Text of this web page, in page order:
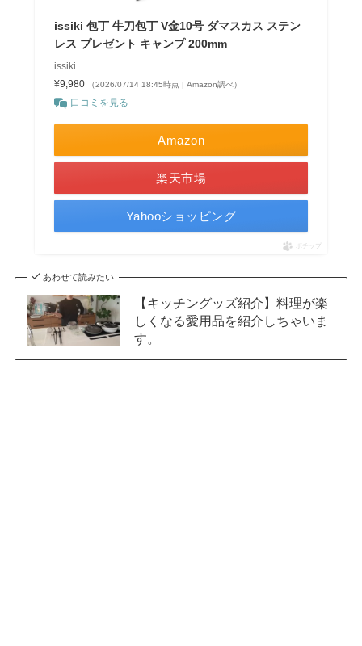
issiki 包丁 牛刀包丁 V金10号 ダマスカス ステン
レス プレゼント キャンプ 200mm
issiki
¥9,980
（2026/07/14 18:45時点 | Amazon調べ）
口コミを見る
Amazon
楽天市場
Yahooショッピング
ポチップ
あわせて読みたい
【キッチングッズ紹介】料理が楽
しくなる愛用品を紹介しちゃいま
す。